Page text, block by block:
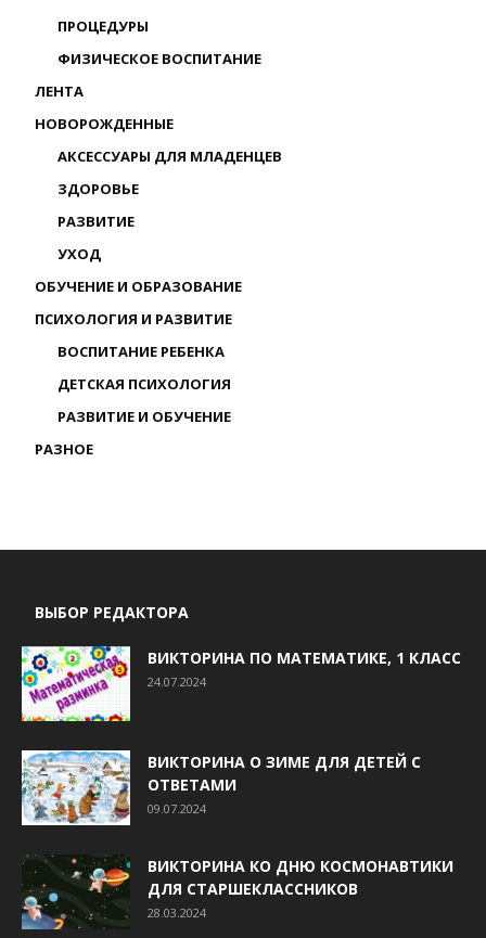
ПРОЦЕДУРЫ
ФИЗИЧЕСКОЕ ВОСПИТАНИЕ
ЛЕНТА
НОВОРОЖДЕННЫЕ
АКСЕССУАРЫ ДЛЯ МЛАДЕНЦЕВ
ЗДОРОВЬЕ
РАЗВИТИЕ
УХОД
ОБУЧЕНИЕ И ОБРАЗОВАНИЕ
ПСИХОЛОГИЯ И РАЗВИТИЕ
ВОСПИТАНИЕ РЕБЕНКА
ДЕТСКАЯ ПСИХОЛОГИЯ
РАЗВИТИЕ И ОБУЧЕНИЕ
РАЗНОЕ
ВЫБОР РЕДАКТОРА
ВИКТОРИНА ПО МАТЕМАТИКЕ, 1 КЛАСС
24.07.2024
ВИКТОРИНА О ЗИМЕ ДЛЯ ДЕТЕЙ С
ОТВЕТАМИ
09.07.2024
ВИКТОРИНА КО ДНЮ КОСМОНАВТИКИ
ДЛЯ СТАРШЕКЛАССНИКОВ
28.03.2024